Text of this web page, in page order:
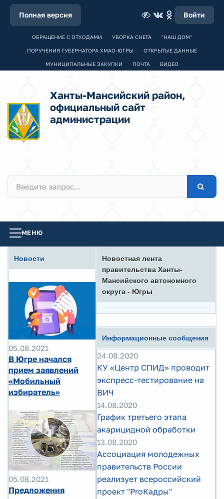
Полная версия Войти
ОБРАЩЕНИЕ С ОТХОДАМИ УБОРКА СНЕГА "НАШ ДОМ"
ПОРУЧЕНИЯ ГУБЕРНАТОРА ХМАО-ЮГРЫ ОТКРЫТЫЕ ДАННЫЕ
МУНИЦИПАЛЬНЫЕ ЗАКУПКИ ПОЧТА ВИДЕО
Ханты-Мансийский район,
официальный сайт
администрации
МЕНЮ
Новости
05.08.2021
В Югре начался
прием заявлений
«Мобильный
избиратель»
05.08.2021
Предложения
Новостная лента
правительства Ханты-
Мансийского автономного
округа - Югры
Информационные сообщения
24.08.2020
КУ «Центр СПИД» проводит
экспресс-тестирование на
ВИЧ
14.08.2020
График третьего этапа
акарицидной обработки
13.08.2020
Ассоциация молодежных
правительств России
реализует всероссийский
проект "ProКадры"